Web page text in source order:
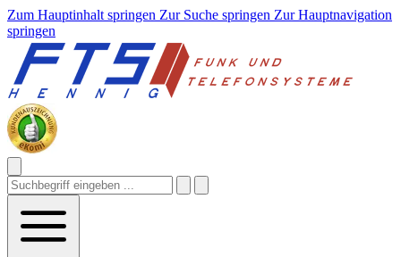
Zum Hauptinhalt springen Zur Suche springen Zur Hauptnavigation
springen